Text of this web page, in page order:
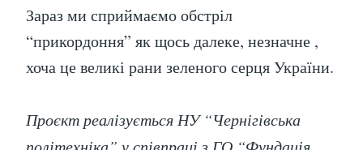
Зараз ми сприймаємо обстріл
“прикордоння” як щось далеке, незначне ,
хоча це великі рани зеленого серця України.
Проєкт реалізується НУ “Чернігівська